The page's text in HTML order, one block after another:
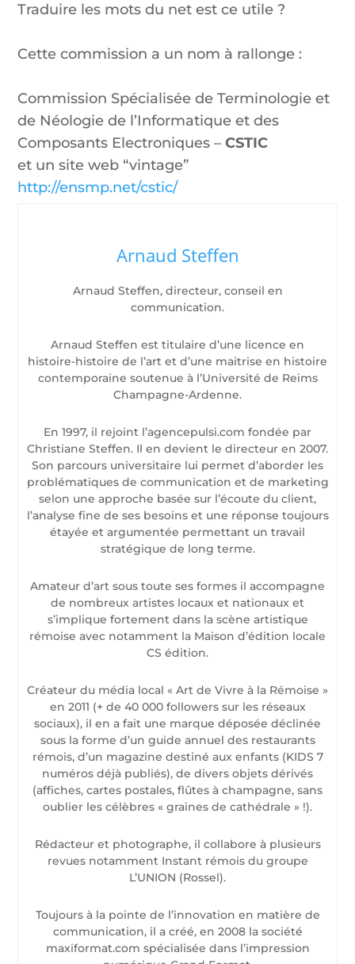
Traduire les mots du net est ce utile ?
Cette commission a un nom à rallonge :
Commission Spécialisée de Terminologie et
de Néologie de l’Informatique et des
Composants Electroniques –CSTIC
et un site web “vintage”
http://ensmp.net/cstic/
Arnaud Steffen
Arnaud Steffen, directeur, conseil en
communication.
Arnaud Steffen est titulaire d’une licence en
histoire-histoire de l’art et d’une maitrise en histoire
contemporaine soutenue à l’Université de Reims
Champagne-Ardenne.
En 1997, il rejoint l’agencepulsi.com fondée par
Christiane Steffen. Il en devient le directeur en 2007.
Son parcours universitaire lui permet d’aborder les
problématiques de communication et de marketing
selon une approche basée sur l’écoute du client,
l’analyse fine de ses besoins et une réponse toujours
étayée et argumentée permettant un travail
stratégique de long terme.
Amateur d’art sous toute ses formes il accompagne
de nombreux artistes locaux et nationaux et
s’implique fortement dans la scène artistique
rémoise avec notamment la Maison d’édition locale
CS édition.
Créateur du média local « Art de Vivre à la Rémoise »
en 2011 (+ de 40 000 followers sur les réseaux
sociaux), il en a fait une marque déposée déclinée
sous la forme d’un guide annuel des restaurants
rémois, d’un magazine destiné aux enfants (KIDS 7
numéros déjà publiés), de divers objets dérivés
(affiches, cartes postales, flûtes à champagne, sans
oublier les célèbres « graines de cathédrale » !).
Rédacteur et photographe, il collabore à plusieurs
revues notamment Instant rémois du groupe
L’UNION (Rossel).
Toujours à la pointe de l’innovation en matière de
communication, il a créé, en 2008 la société
maxiformat.com spécialisée dans l’impression